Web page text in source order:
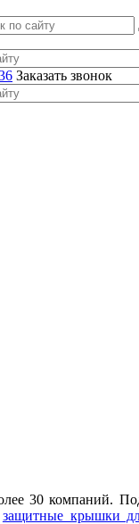
Заказать звонок
30 компаний.
защитные крышки